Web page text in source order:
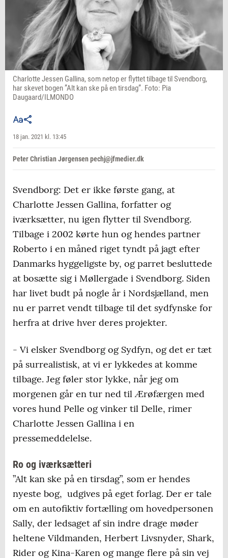
Charlotte Jessen Gallina, som netop er flyttet tilbage til Svendborg,
har skevet bogen ”Alt kan ske på en tirsdag”. Foto: Pia
Daugaard/ILMONDO
18 jan. 2021 kl. 13:45
Peter Christian Jørgensen pechj@jfmedier.dk
Svendborg: Det er ikke første gang, at
Charlotte Jessen Gallina, forfatter og
iværksætter, nu igen flytter til Svendborg.
Tilbage i 2002 kørte hun og hendes partner
Roberto i en måned riget tyndt på jagt efter
Danmarks hyggeligste by, og parret besluttede
at bosætte sig i Møllergade i Svendborg. Siden
har livet budt på nogle år i Nordsjælland, men
nu er parret vendt tilbage til det sydfynske for
herfra at drive hver deres projekter.
- Vi elsker Svendborg og Sydfyn, og det er tæt
på surrealistisk, at vi er lykkedes at komme
tilbage. Jeg føler stor lykke, når jeg om
morgenen går en tur ned til Ærøfærgen med
vores hund Pelle og vinker til Delle, rimer
Charlotte Jessen Gallina i en
pressemeddelelse.
Ro og iværksætteri
”Alt kan ske på en tirsdag”, som er hendes
nyeste bog, udgives på eget forlag. Der er tale
om en autofiktiv fortælling om hovedpersonen
Sally, der ledsaget af sin indre drage møder
heltene Vildmanden, Herbert Livsnyder, Shark,
Rider og Kina-Karen og mange flere på sin vej